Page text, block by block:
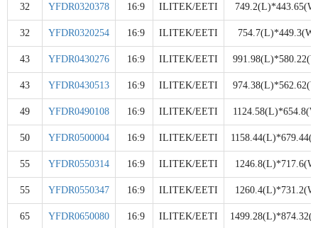
32 YFDR0320378 16:9 ILITEK/EETI
32 YFDR0320254 16:9 ILITEK/EETI 754.7(L)*449.3(W)
43 YFDR0430276 16:9 ILITEK/EETI
43 YFDR0430513 16:9 ILITEK/EETI
49 YFDR0490108 16:9 ILITEK/EETI
50 YFDR0500004 16:9 ILITEK/EETI
55 YFDR0550314 16:9 ILITEK/EETI
55 YFDR0550347 16:9 ILITEK/EETI
65 YFDR0650080 16:9 ILITEK/EETI